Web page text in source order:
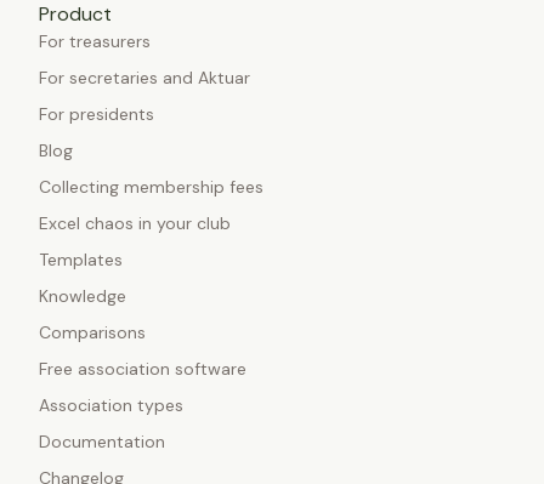
Product
For treasurers
For secretaries and Aktuar
For presidents
Blog
Collecting membership fees
Excel chaos in your club
Templates
Knowledge
Comparisons
Free association software
Association types
Documentation
Changelog